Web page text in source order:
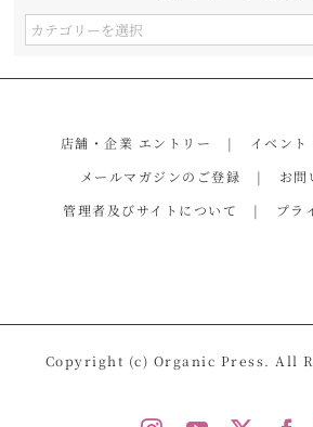
カ
す
店舗・企業 エントリー
イベント
メールマガジンのご登録
お問
管理者及びサイトについて
プラ
Copyright (c) Organic Press. All